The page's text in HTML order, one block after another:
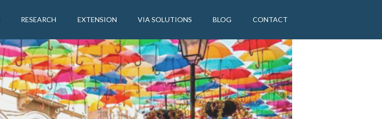
RESEARCH EXTENSION VIA SOLUTIONS BLOG CONTACT